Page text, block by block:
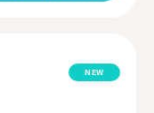
NEW